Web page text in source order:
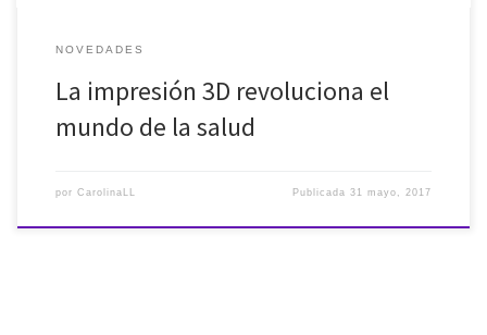
NOVEDADES
La impresión 3D revoluciona el
mundo de la salud
por CarolinaLL Publicada31 mayo, 2017